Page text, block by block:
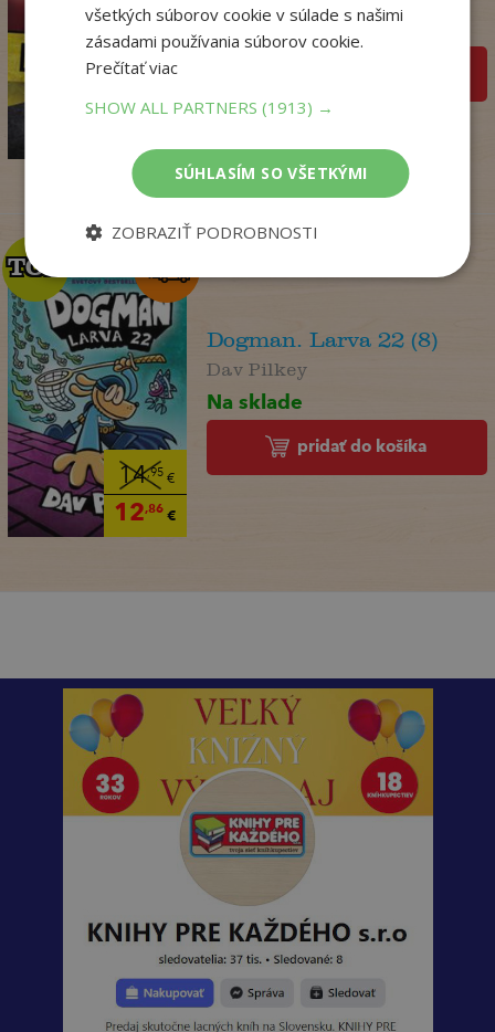
17 €
Na sklade
14,95€
12,86€
TOP
TOP
Dogman. Larva 22 (8)
Dav Pilkey
Na sklade
pridať do košíka
všetkých súborov cookie v súlade s našimi
zásadami používania súborov cookie.
Prečítať viac
SHOW ALL PARTNERS(1913) →
SÚHLASÍM SO VŠETKÝMI
ZOBRAZIŤ PODROBNOSTI